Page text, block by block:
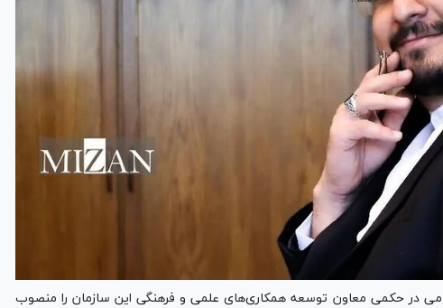
در حکمی معاون توسعه همکاری‌های علمی و فرهنگی این سازمان را منصوب